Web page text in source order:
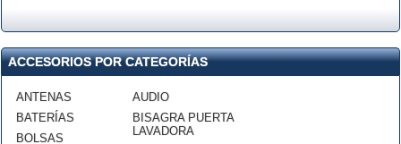
ACCESORIOS POR CATEGORÍAS
ANTENAS
BATERÍAS
BOLSAS
AUDIO
BISAGRA PUERTA
LAVADORA